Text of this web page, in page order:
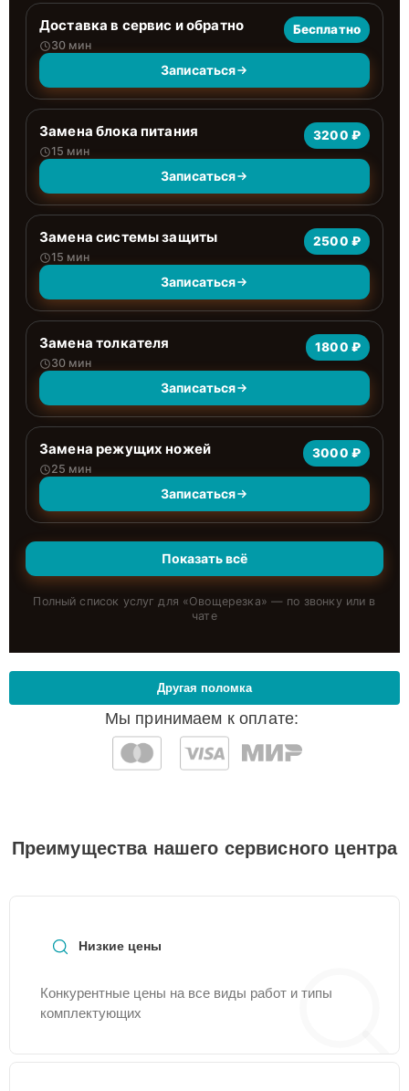
Доставка в сервис и обратно
30 мин
Бесплатно
Записаться
Замена блока питания
15 мин
3200 ₽
Записаться
Замена системы защиты
15 мин
2500 ₽
Записаться
Замена толкателя
30 мин
1800 ₽
Записаться
Замена режущих ножей
25 мин
3000 ₽
Записаться
Показать всё
Полный список услуг для «Овощерезка» — по звонку или в
чате
Мы принимаем к оплате:
Другая поломка
Преимущества нашего сервисного центра
Низкие цены
Конкурентные цены на все виды работ и типы
комплектующих